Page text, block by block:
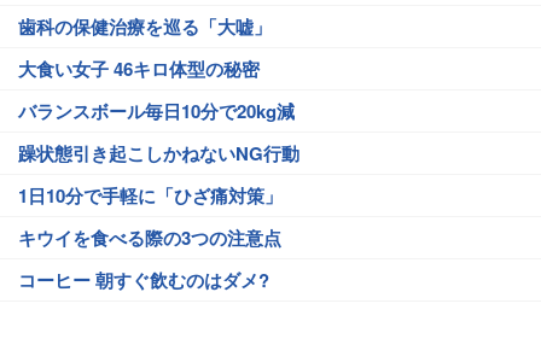
歯科の保健治療を巡る「大嘘」
大食い女子 46キロ体型の秘密
バランスボール毎日10分で20kg減
躁状態引き起こしかねないNG行動
1日10分で手軽に「ひざ痛対策」
キウイを食べる際の3つの注意点
コーヒー 朝すぐ飲むのはダメ?